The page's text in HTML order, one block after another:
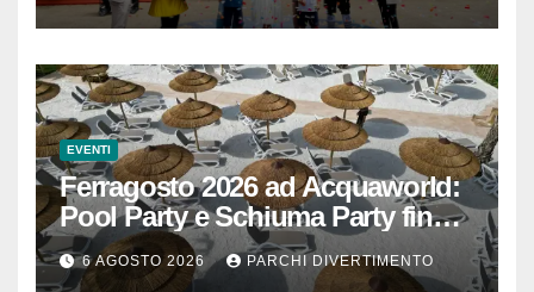
EVENTI
Ferragosto 2026 ad Acquaworld:
Pool Party e Schiuma Party fino a
mezzanotte
6 AGOSTO 2026 PARCHI DIVERTIMENTO